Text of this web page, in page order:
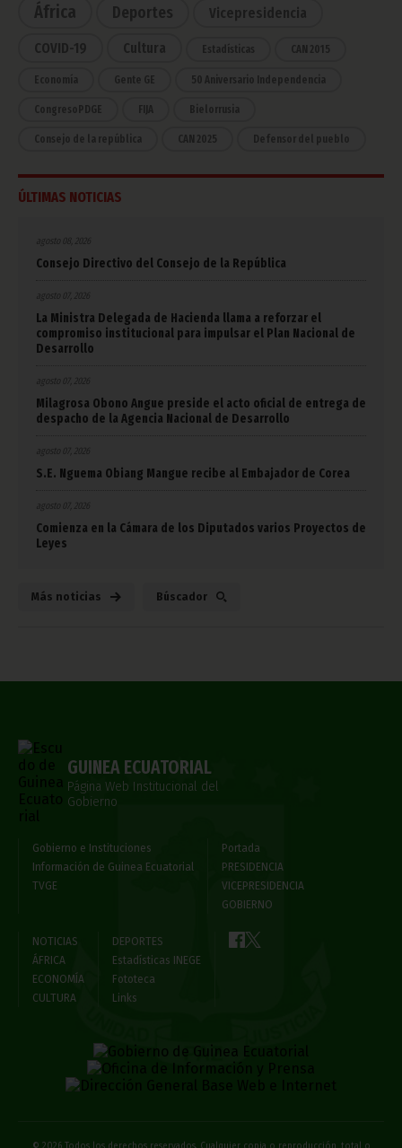
África
Deportes Vicepresidencia
COVID-19 Cultura Estadísticas CAN 2015
Economía Gente GE 50 Aniversario Independencia
CongresoPDGE FIJA Bielorrusia
Consejo de la república CAN 2025 Defensor del pueblo
ÚLTIMAS NOTICIAS
agosto 08, 2026
Consejo Directivo del Consejo de la República
agosto 07, 2026
La Ministra Delegada de Hacienda llama a reforzar el
compromiso institucional para impulsar el Plan Nacional de
Desarrollo
agosto 07, 2026
Milagrosa Obono Angue preside el acto oficial de entrega de
despacho de la Agencia Nacional de Desarrollo
agosto 07, 2026
S.E. Nguema Obiang Mangue recibe al Embajador de Corea
agosto 07, 2026
Comienza en la Cámara de los Diputados varios Proyectos de
Leyes
Más noticias Búscador
GUINEA ECUATORIAL
Página Web Institucional del
Gobierno
Gobierno e Instituciones
Información de Guinea Ecuatorial
TVGE
Portada
PRESIDENCIA
VICEPRESIDENCIA
GOBIERNO
NOTICIAS
ÁFRICA
ECONOMÍA
CULTURA
DEPORTES
Estadísticas INEGE
Fototeca
Links